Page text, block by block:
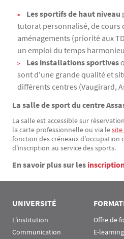
Les sportifs de haut niveau
tutorat personnalisé, de cours
aménagements (priorité aux
un emploi du temps
Les installations sportives
sont d'une grande qualité et
différents centres (Vaugirard,
La salle de sport du centre
La salle est accessible sur
la carte professionnelle ou via lesite
fonction des créneaux d'occupation
d'inscription au service des sports.
En savoir plus sur les
UNIVERSITÉ
L'institution
Communication
Offre de
E-